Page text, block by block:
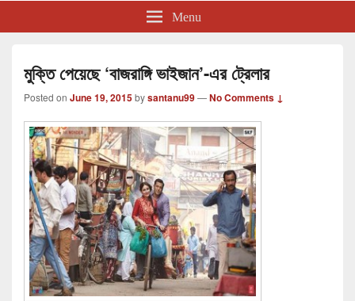
Menu
মুক্তি পেয়েছে ‘বাজরাঙ্গি ভাইজান’-এর ট্রেলার
Posted on June 19, 2015bysantanu99—No Comments ↓